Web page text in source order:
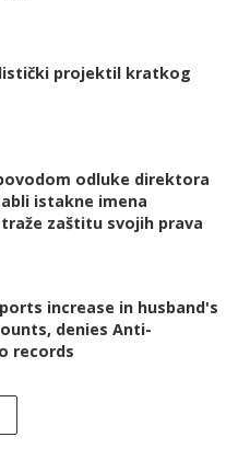
projektil kratkog
odluke direktora
istakne imena
zaštitu svojih prava
increase in husband's
denies Anti-
records